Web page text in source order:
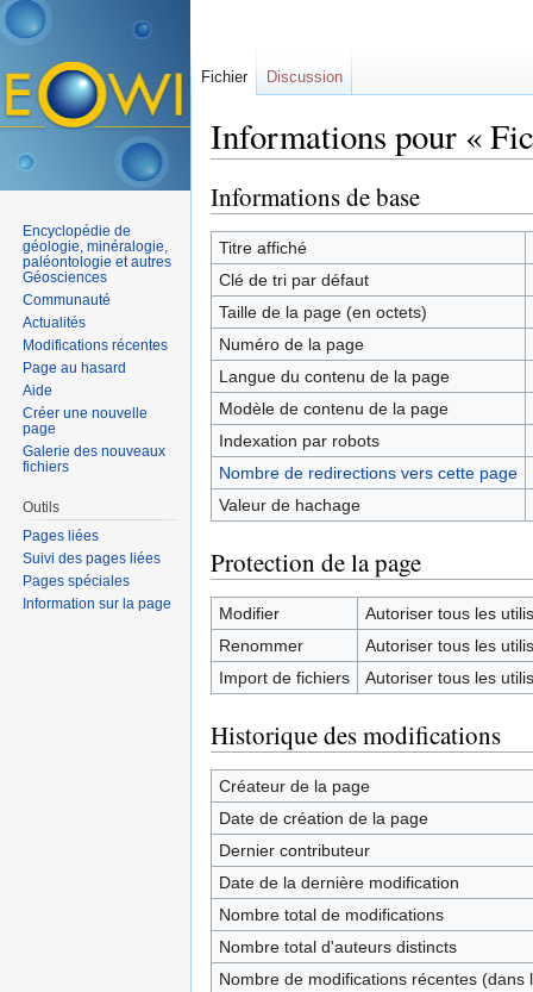
Informations pour «
Informations de base
Titre affiché
Clé de tri par défaut
Taille de la page (en octets)
Numéro de la page
Langue du contenu de la page
Modèle de contenu de la page
Indexation par robots
Nombre de redirections vers cette page
Valeur de hachage
Protection de la page
Modifier
Autoriser tous les
Renommer
Autoriser tous les
Import de fichiers
Autoriser tous les
Historique des modifications
Créateur de la page
Date de création de la page
Dernier contributeur
Date de la dernière modification
Nombre total de modifications
Nombre total d'auteurs distincts
Nombre de modifications récentes (dans
Fichier Discussion
Encyclopédie de
géologie, minéralogie,
paléontologie et autres
Géosciences
Communauté
Actualités
Modifications récentes
Page au hasard
Aide
Créer une nouvelle
page
Galerie des nouveaux
fichiers
Outils
Pages liées
Suivi des pages liées
Pages spéciales
Information sur la page